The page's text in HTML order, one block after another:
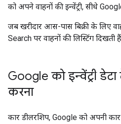
को अपने वाहनों की इन्वेंट्री, सीधे
जब खरीदार आस-पास बिक्री के लिए
Search पर वाहनों की लिस्टिंग दिखती
Google को इन्वेंट्री
करना
कार डीलरशिप, Google को अपनी कार